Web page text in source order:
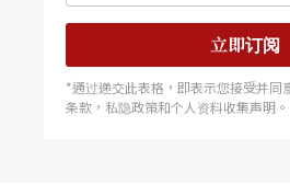
立即订阅
*通过递交此表格，即表示您接受并同
条款，私隐政策和个人资料收集声明。